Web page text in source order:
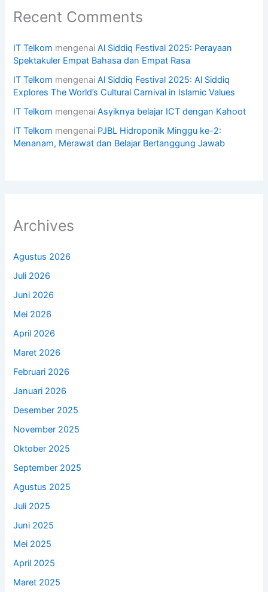
Recent Comments
IT Telkom mengenaiAl Siddiq Festival 2025: Perayaan
Spektakuler Empat Bahasa dan Empat Rasa
IT Telkom mengenaiAl Siddiq Festival 2025: Al Siddiq
Explores The World’s Cultural Carnival in Islamic Values
IT Telkom mengenaiAsyiknya belajar ICT dengan Kahoot
IT Telkom mengenai PJBL Hidroponik Minggu ke-2:
Menanam, Merawat dan Belajar Bertanggung Jawab
Archives
Agustus 2026
Juli 2026
Juni 2026
Mei 2026
April 2026
Maret 2026
Februari 2026
Januari 2026
Desember 2025
November 2025
Oktober 2025
September 2025
Agustus 2025
Juli 2025
Juni 2025
Mei 2025
April 2025
Maret 2025